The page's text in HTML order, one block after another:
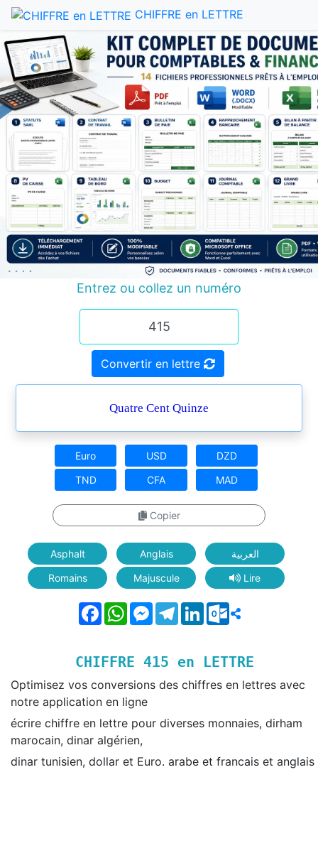
CHIFFRE en LETTRE
Entrez ou collez un numéro
Convertir en lettre
Quatre Cent Quinze
Euro USD
DZD
TND
CFA MAD
Copier
Asphalt Anglais
العربية
Romains
Majuscule Lire
FacebookWhatsAppMessenger
Telegram
LinkedInOutlook.com
CHIFFRE 415 en LETTRE
Optimisez vos conversions des chiffres en lettres avec
notre application en ligne
écrire chiffre en lettre pour diverses monnaies, dirham
marocain, dinar algérien,
dinar tunisien, dollar et Euro. arabe et francais et anglais